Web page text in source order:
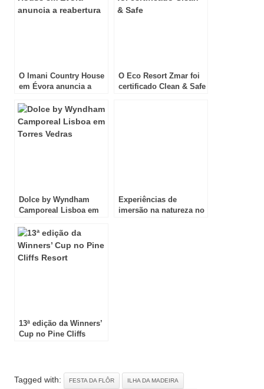
O Imani Country House
em Évora anuncia a
O Eco Resort Zmar foi
certificado Clean & Safe
Dolce by Wyndham
Camporeal Lisboa em
Experiências de
imersão na natureza no
13ª edição da Winners’
Cup no Pine Cliffs
Tagged with: FESTA DA FLÔR ILHA DA MADEIRA